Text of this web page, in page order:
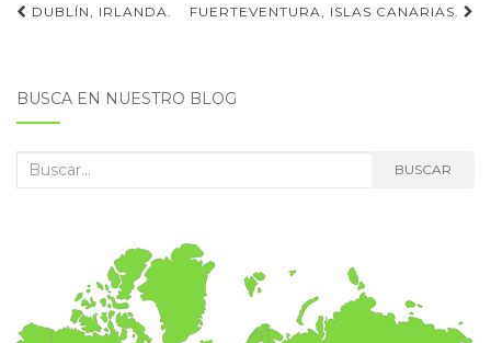
Navegación
DUBLÍN, IRLANDA. FUERTEVENTURA, ISLAS CANARIAS.
BUSCA EN NUESTRO BLOG
Buscar: BUSCAR